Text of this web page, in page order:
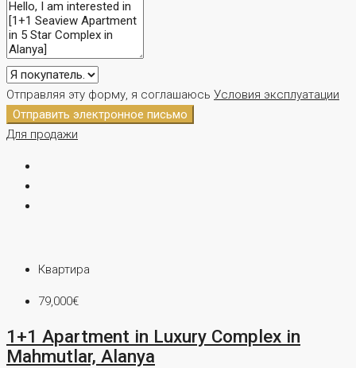
Отправляя эту форму, я соглашаюсь Условия эксплуатации
Отправить электронное письмо
Для продажи
Квартира
79,000€
1+1 Apartment in Luxury Complex in
Mahmutlar, Alanya